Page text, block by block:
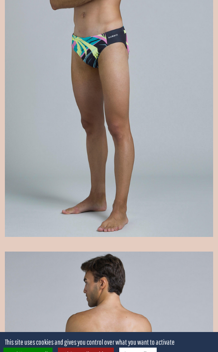
This site uses cookies and gives you control over what you want to activate